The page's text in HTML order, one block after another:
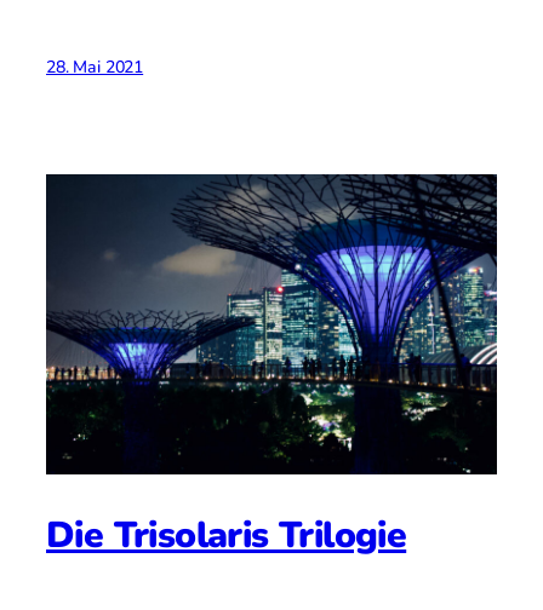
28. Mai 2021
Die Trisolaris Trilogie